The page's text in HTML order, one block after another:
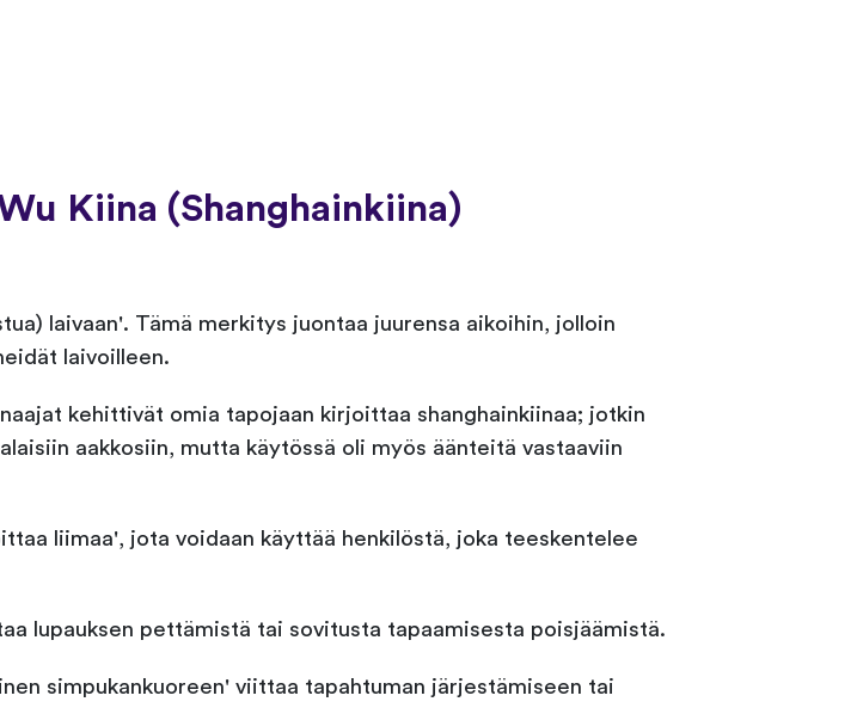
Kiina (Shanghainkiina)
laivaan'. Tämä merkitys juontaa juurensa aikoihin, jolloin
laivoilleen.
kehittivät omia tapojaan kirjoittaa shanghainkiinaa; jotkin
aakkosiin, mutta käytössä oli myös äänteitä vastaaviin
liimaa', jota voidaan käyttää henkilöstä, joka teeskentelee
lupauksen pettämistä tai sovitusta tapaamisesta poisjäämistä.
simpukankuoreen' viittaa tapahtuman järjestämiseen tai